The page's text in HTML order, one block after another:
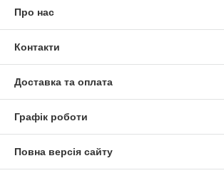
Про нас
Контакти
Доставка та оплата
Графік роботи
Повна версія сайту